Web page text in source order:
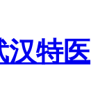
汉特医